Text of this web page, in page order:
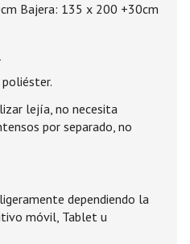
Bajera: 135 x 200 +30cm
lejía, no necesita
por separado, no
dependiendo la
móvil, Tablet u